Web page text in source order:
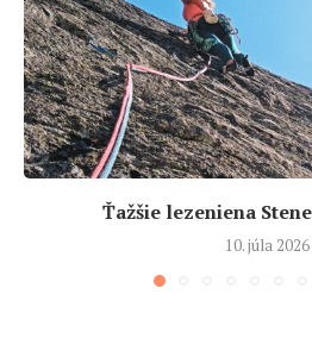
Ťažšie lezeniena
10. júla 2026